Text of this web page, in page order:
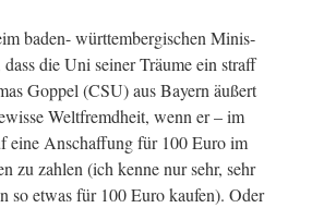
baden- würt­tem­ber­gi­schen Minis­
die Uni sei­ner Träu­me ein straff
Gop­pel (CSU) aus Bay­ern äußert
Welt­fremd­heit, wenn er – im
eine Anschaf­fung für 100 Euro im
zu zah­len (ich ken­ne nur sehr, sehr
so etwas für 100 Euro kau­fen). Oder